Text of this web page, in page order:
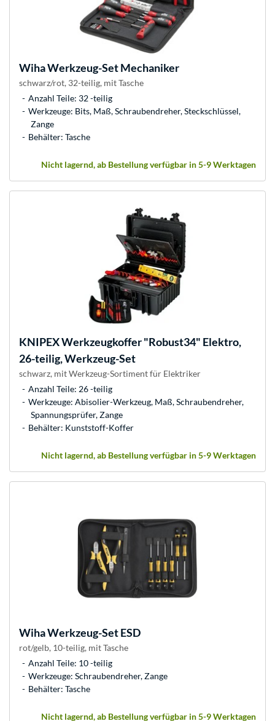
WihaWerkzeug-Set Mechaniker
schwarz/rot, 32-teilig, mit Tasche
Anzahl Teile: 32 -teilig
Werkzeuge: Bits, Maß, Schraubendreher, Steckschlüssel,
Zange
Behälter: Tasche
Nicht lagernd, ab Bestellung verfügbar in 5-9 Werktagen
KNIPEXWerkzeugkoffer "Robust34" Elektro,
26-teilig, Werkzeug-Set
schwarz, mit Werkzeug-Sortiment für Elektriker
Anzahl Teile: 26 -teilig
Werkzeuge: Abisolier-Werkzeug, Maß, Schraubendreher,
Spannungsprüfer, Zange
Behälter: Kunststoff-Koffer
Nicht lagernd, ab Bestellung verfügbar in 5-9 Werktagen
WihaWerkzeug-Set ESD
rot/gelb, 10-teilig, mit Tasche
Anzahl Teile: 10 -teilig
Werkzeuge: Schraubendreher, Zange
Behälter: Tasche
Nicht lagernd, ab Bestellung verfügbar in 5-9 Werktagen